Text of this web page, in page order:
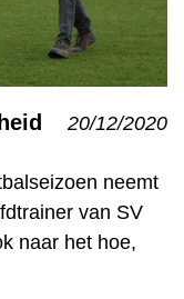
20/12/2020
neemt
van SV
naar het hoe,